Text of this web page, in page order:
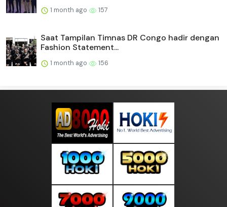
1 month ago 157
Saat Tampilan Timnas DR Congo hadir dengan
Fashion Statement...
1 month ago 156